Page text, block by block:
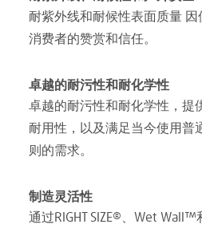
耐紫外线和耐候性表面质量 因
消费者的赞赏和信任。
卓越的耐污性和耐化学性
卓越的耐污性和耐化学性，提
耐用性，以及满足当今使用普
则的需求。
制造灵活性
通过RIGHT SIZE®、Wet